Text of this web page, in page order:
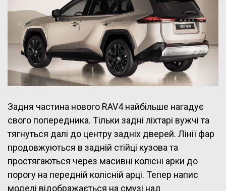
Задня частина нового RAV4 найбільше нагадує
свого попередника. Тільки задні ліхтарі вужчі та
тягнуться далі до центру задніх дверей. Лінії фар
продовжуються в задній стійці кузова та
простягаються через масивні колісні арки до
порогу на передній колісній арці. Тепер напис
моделі відображається на смузі над